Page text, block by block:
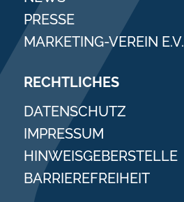
PRESSE
MARKETING-VEREIN E.V.
RECHTLICHES
DATENSCHUTZ
IMPRESSUM
HINWEISGEBERSTELLE
BARRIEREFREIHEIT